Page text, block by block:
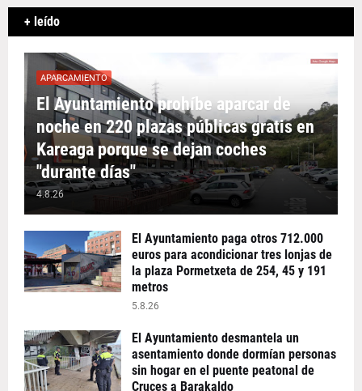
+ leído
APARCAMIENTO
El Ayuntamiento prohíbe aparcar de
noche en 220 plazas públicas gratis en
Kareaga porque se dejan coches
"durante días"
4.8.26
El Ayuntamiento paga otros 712.000
euros para acondicionar tres lonjas de
la plaza Pormetxeta de 254, 45 y 191
metros
5.8.26
El Ayuntamiento desmantela un
asentamiento donde dormían personas
sin hogar en el puente peatonal de
Cruces a Barakaldo